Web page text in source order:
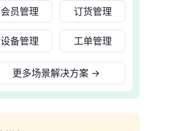
会员管理 订货管理
设备管理 工单管理
更多场景解决方案 →